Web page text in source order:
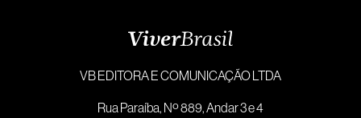
VB EDITORA E COMUNICAÇÃO LTDA
Rua Paraíba, Nº 889, Andar 3 e 4